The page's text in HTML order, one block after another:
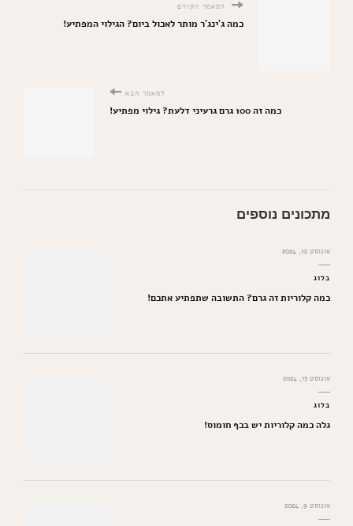
למאמר הקודם
כמה ג'ינג'ר מותר לאכול ביום? הגילוי המפתיע!
למאמר הבא
כמה זה 100 גרם גרעיני דלעת? גילוי מפתיע!
מתכונים נוספים
אוגוסט 10, 2024
בלוג
כמה קלוריות זה גרם? התשובה שתפתיע אתכם!
אוגוסט 13, 2024
בלוג
גלה כמה קלוריות יש בכף חומוס!
אוגוסט 9, 2024